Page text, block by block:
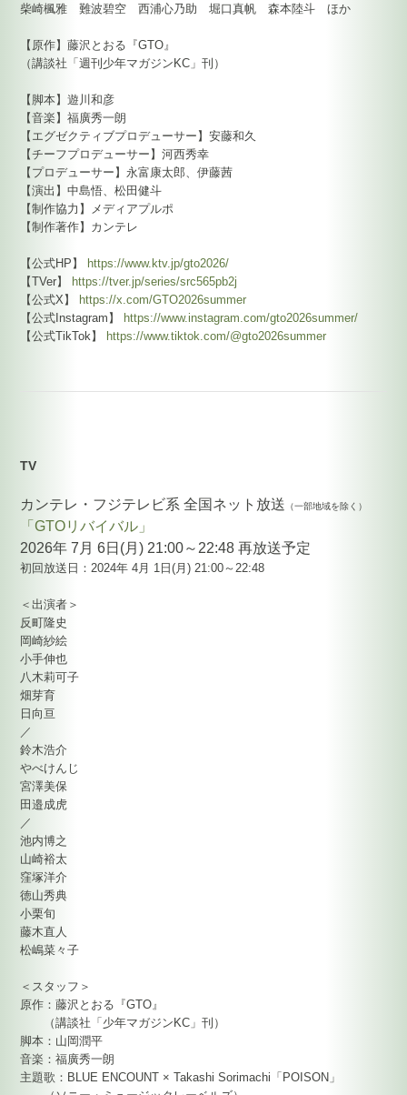
柴崎楓雅 難波碧空 西浦心乃助 堀口真帆 森本陸斗 ほか
【原作】藤沢とおる『GTO』
（講談社「週刊少年マガジンKC」刊）
【脚本】遊川和彦
【音楽】福廣秀一朗
【エグゼクティブプロデューサー】安藤和久
【チーフプロデューサー】河西秀幸
【プロデューサー】永富康太郎、伊藤茜
【演出】中島悟、松田健斗
【制作協力】メディアプルポ
【制作著作】カンテレ
【公式HP】 https://www.ktv.jp/gto2026/
【TVer】 https://tver.jp/series/src565pb2j
【公式X】 https://x.com/GTO2026summer
【公式Instagram】 https://www.instagram.com/gto2026summer/
【公式TikTok】 https://www.tiktok.com/@gto2026summer
TV
カンテレ・フジテレビ系 全国ネット放送 （一部地域を除く）
「GTOリバイバル」
2026年 7月 6日(月) 21:00～22:48 再放送予定
初回放送日：2024年 4月 1日(月) 21:00～22:48
＜出演者＞
反町隆史
岡崎紗絵
小手伸也
八木莉可子
畑芽育
日向亘
／
鈴木浩介
やべけんじ
宮澤美保
田邉成虎
／
池内博之
山崎裕太
窪塚洋介
徳山秀典
小栗旬
藤木直人
松嶋菜々子
＜スタッフ＞
原作：藤沢とおる『GTO』
（講談社「少年マガジンKC」刊）
脚本：山岡潤平
音楽：福廣秀一朗
主題歌：BLUE ENCOUNT × Takashi Sorimachi「POISON」